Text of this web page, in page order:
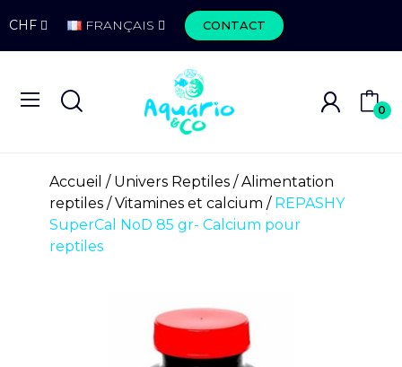
CHF FRANÇAIS CONTACT
0
Accueil Univers Reptiles
Alimentation
reptiles
Vitamines et calcium
REPASHY
SuperCal NoD 85 gr- Calcium pour
reptiles